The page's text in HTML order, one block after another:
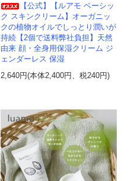
【公式】【ルアモ ベーシッ
ク スキンクリーム】オーガニッ
クの植物オイルでしっとり潤いが
持続【2個で送料弊社負担】天然
由来 顔・全身用保湿クリーム ジ
ェンダーレス 保湿
2,640円(本体2,400円、税240円)